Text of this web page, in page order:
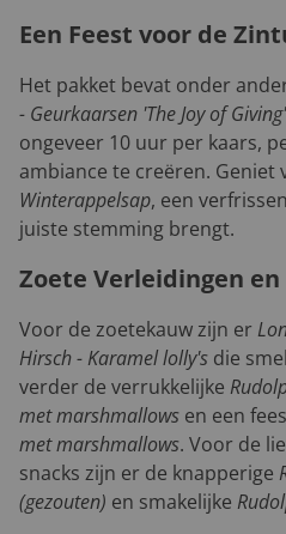
Een Feest voor de
Het pakket bevat onder
- Geurkaarsen 'The Joy of Giving'
ongeveer 10 uur per kaars,
ambiance te creëren. Geniet
Winterappelsap, een
juiste stemming brengt.
Zoete Verleidingen en
Voor de zoetekauw zijn er
Hirsch - Karamel lolly's die
verder de verrukkelijke
met marshmallows en een
met marshmallows. Voor de
snacks zijn er de knapperige
(gezouten) en smakelijke